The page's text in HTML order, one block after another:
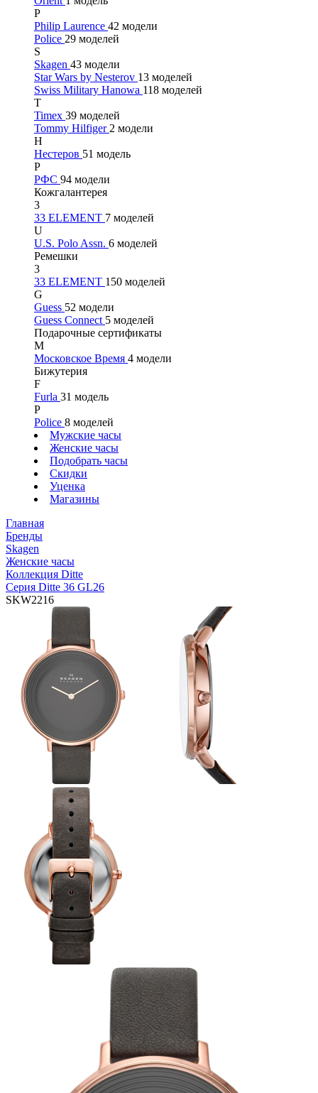
P
Philip Laurence 42 модели
Police 29 моделей
S
Skagen 43 модели
Star Wars by Nesterov 13 моделей
Swiss Military Hanowa 118 моделей
T
Timex 39 моделей
Tommy Hilfiger 2 модели
Н
Нестеров 51 модель
Р
РФС 94 модели
Кожгалантерея
3
33 ELEMENT 7 моделей
U
U.S. Polo Assn. 6 моделей
Ремешки
3
33 ELEMENT 150 моделей
G
Guess 52 модели
Guess Connect 5 моделей
Подарочные сертификаты
М
Московское Время 4 модели
Бижутерия
F
Furla 31 модель
P
Police 8 моделей
Мужские часы
Женские часы
Подобрать часы
Скидки
Уценка
Магазины
Главная
Бренды
Skagen
Женские часы
Коллекция Ditte
Серия Ditte 36 GL26
SKW2216